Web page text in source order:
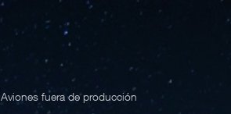
Aviones fuera de producción